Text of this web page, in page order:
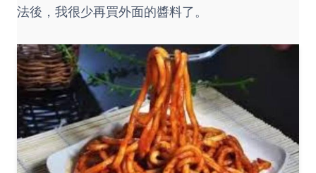
法後，我很少再買外面的醬料了。